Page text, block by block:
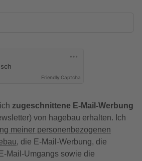
Friendly Captcha
zugeschnittene E-Mail-Werbung
von hagebau erhalten. Ich
meiner personenbezogenen
, die E-Mail-Werbung, die
Mail-Umgangs sowie die